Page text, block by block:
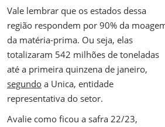
Vale lembrar que os estados dessa
região respondem por 90% da
da matéria-prima. Ou seja, elas
totalizaram 542 milhões de toneladas
até a primeira quinzena de janeiro,
segundo a Unica, entidade
representativa do setor.
Avalie como ficou a safra 22/23,